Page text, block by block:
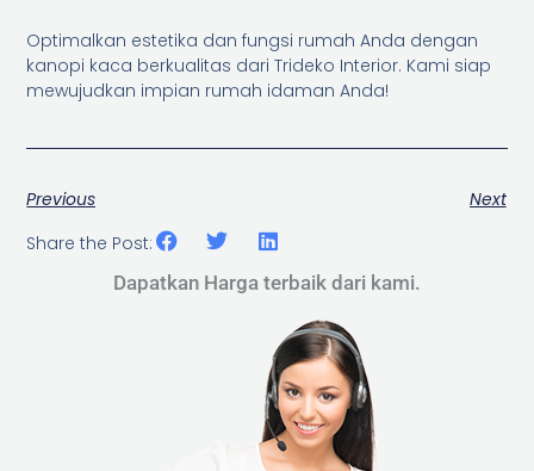
Optimalkan estetika dan fungsi rumah Anda dengan
kanopi kaca berkualitas dari Trideko Interior. Kami siap
mewujudkan impian rumah idaman Anda!
Previous
Next
Share the Post:
Dapatkan Harga terbaik dari kami.